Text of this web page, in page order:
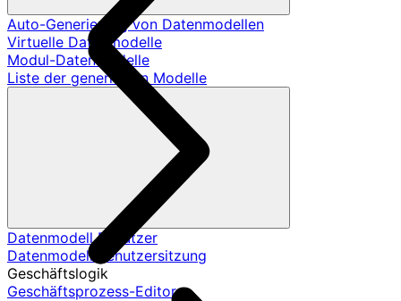
Auto-Generierung von Datenmodellen
Virtuelle Datenmodelle
Modul-Datenmodelle
Liste der generierten Modelle
Datenmodell Benutzer
Datenmodell Benutzersitzung
Geschäftslogik
Geschäftsprozess-Editor